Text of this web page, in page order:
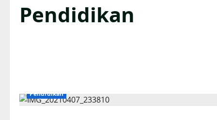
Pendidikan
Pendidikan